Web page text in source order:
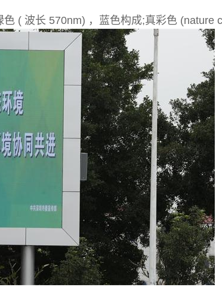
( 波长 570nm) ，蓝色构成;真彩色 (nature